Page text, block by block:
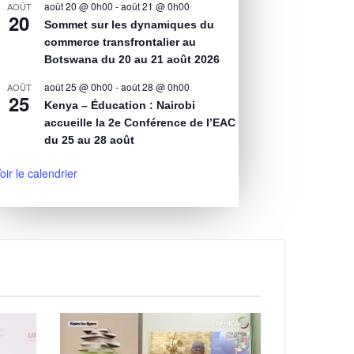
AOÛT
20
août 20 @ 0h00 -août 21 @ 0h00
Sommet sur les dynamiques du
commerce transfrontalier au
Botswana du 20 au 21 août 2026
AOÛT
25
août 25 @ 0h00 -août 28 @ 0h00
Kenya – Éducation : Nairobi
accueille la 2e Conférence de l’EAC
du 25 au 28 août
le calendrier